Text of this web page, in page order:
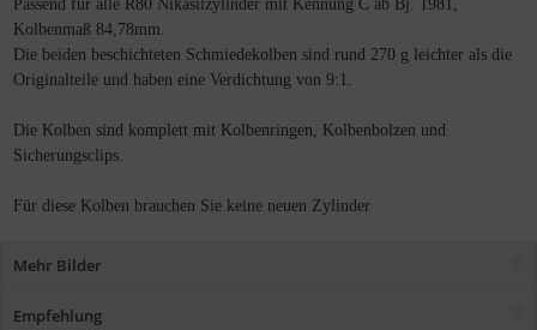
Passend für alle R80 Nikasilzylinder mit Kennung C ab Bj. 1981,
Kolbenmaß 84,78mm.
Die beiden beschichteten Schmiedekolben sind rund 270 g leichter als die
Originalteile und haben eine Verdichtung von 9:1.
Die Kolben sind komplett mit Kolbenringen, Kolbenbolzen und
Sicherungsclips.
Für diese Kolben brauchen Sie keine neuen Zylinder
Mehr Bilder
Empfehlung